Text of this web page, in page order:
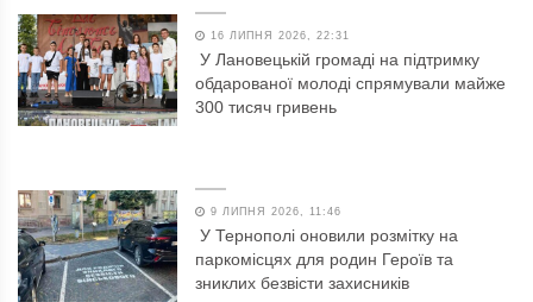
16 ЛИПНЯ 2026, 22:31
У Лановецькій громаді на підтримку
обдарованої молоді спрямували майже
300 тисяч гривень
9 ЛИПНЯ 2026, 11:46
У Тернополі оновили розмітку на
паркомісцях для родин Героїв та
зниклих безвісти захисників